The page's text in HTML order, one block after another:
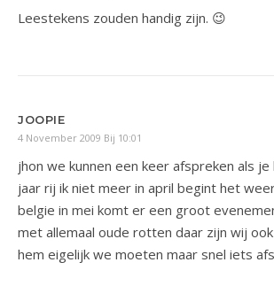
Leestekens zouden handig zijn. 😉
JOOPIE
4 November 2009 Bij 10:01
jhon we kunnen een keer afspreken als
jaar rij ik niet meer in april begint het
belgie in mei komt er een groot
met allemaal oude rotten daar zijn wij
hem eigelijk we moeten maar snel iets